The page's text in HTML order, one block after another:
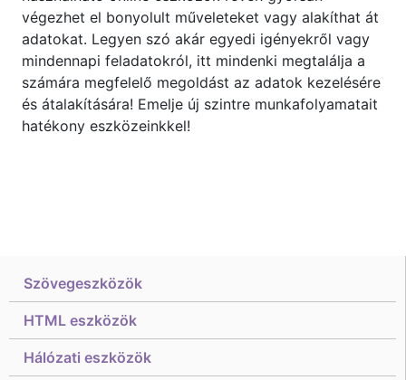
Szövegeszközök
HTML eszközök
Hálózati eszközök
végezhet el bonyolult műveleteket vagy alakíthat át
adatokat. Legyen szó akár egyedi igényekről vagy
mindennapi feladatokról, itt mindenki megtalálja a
számára megfelelő megoldást az adatok kezelésére
és átalakítására! Emelje új szintre munkafolyamatait
hatékony eszközeinkkel!